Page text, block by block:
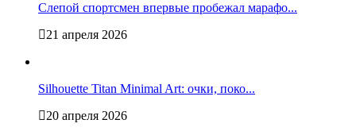
Слепой спортсмен впервые пробежал марафо...
21 апреля 2026
Silhouette Titan Minimal Art: очки, поко...
20 апреля 2026